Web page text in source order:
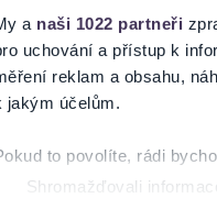
a naši 1022 partneři
uchování a přístup k
reklam a obsahu,
jakým účelům.
to povolíte, rádi
Shromažďovali